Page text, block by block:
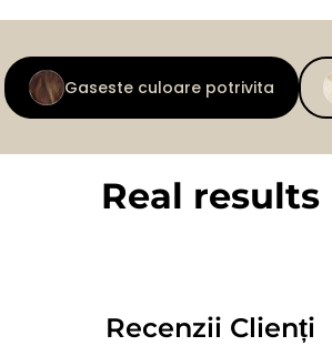
Gaseste culoare potrivita
Real results
Recenzii Clienți